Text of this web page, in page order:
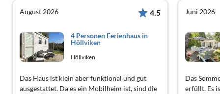
August 2026 4.5
4 Personen Ferienhaus in
Höllviken
Höllviken
Das Haus ist klein aber funktional und gut
ausgestattet. Da es ein Mobilheim ist, sind die
Juni 2026
Das
erfüllt. Es